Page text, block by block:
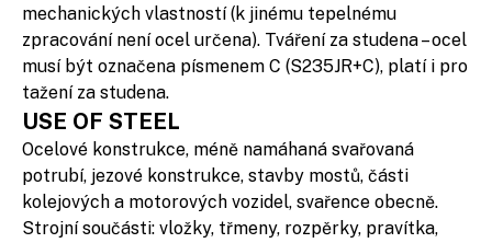
mechanických vlastností (k jinému tepelnému
zpracování není ocel určena). Tváření za studena – ocel
musí být označena písmenem C (S235JR+C), platí i pro
tažení za studena.
USE OF STEEL
Ocelové konstrukce, méně namáhaná svařovaná
potrubí, jezové konstrukce, stavby mostů, části
kolejových a motorových vozidel, svařence obecně.
Strojní součásti: vložky, třmeny, rozpěrky, pravítka,